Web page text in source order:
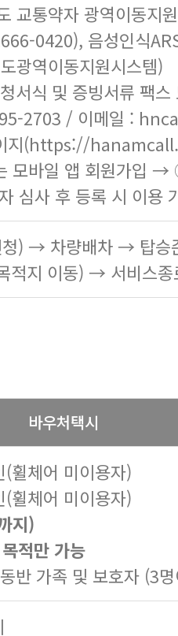
교통약자 광역이동지
0420), 음성인식
광역이동지원시스템)
서식 및 증빙서류 팩
2703 / 이메일 :
지(https://
모바일 앱 회원가입 →
심사 후 등록 시 이용
청) → 차량배차 → 탑승
적지 이동) → 서비스종
바우처택시
(휠체어 미이용자)
(휠체어 미이용자)
지)
적만 가능
반 가족 및 보호자 (3